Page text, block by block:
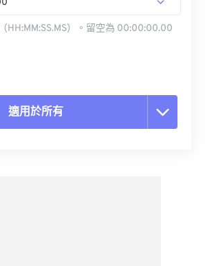
HH:MM:SS.MS）。留空為 00:00:00.00
適用於所有